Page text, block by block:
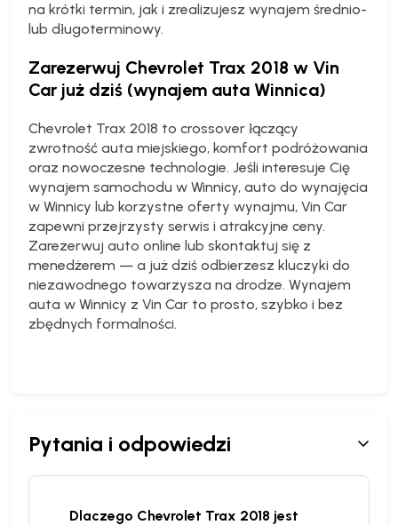
na krótki termin, jak i zrealizujesz wynajem średnio-
lub długoterminowy.
Zarezerwuj Chevrolet Trax 2018 w Vin
Car już dziś (wynajem auta Winnica)
Chevrolet Trax 2018 to crossover łączący
zwrotność auta miejskiego, komfort podróżowania
oraz nowoczesne technologie. Jeśli interesuje Cię
wynajem samochodu w Winnicy, auto do wynajęcia
w Winnicy lub korzystne oferty wynajmu, Vin Car
zapewni przejrzysty serwis i atrakcyjne ceny.
Zarezerwuj auto online lub skontaktuj się z
menedżerem — a już dziś odbierzesz kluczyki do
niezawodnego towarzysza na drodze. Wynajem
auta w Winnicy z Vin Car to prosto, szybko i bez
zbędnych formalności.
Pytania i odpowiedzi
Dlaczego Chevrolet Trax 2018 jest